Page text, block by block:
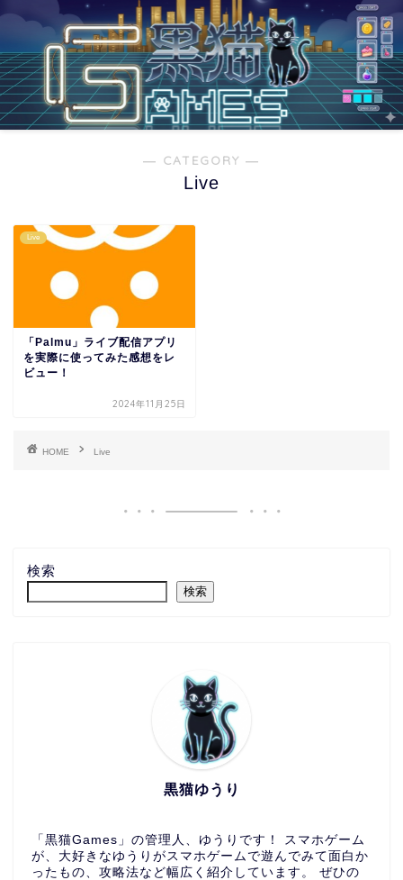
― CATEGORY ―
Live
Live
「Palmu」ライブ配信アプリ
を実際に使ってみた感想をレ
ビュー！
2024年11月25日
HOME Live
検索
検索
黒猫ゆうり
「黒猫Games」の管理人、ゆうりです！ スマホゲーム
が、大好きなゆうりがスマホゲームで遊んでみて面白か
ったもの、攻略法など幅広く紹介しています。 ぜひの